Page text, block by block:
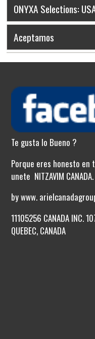
ONYXA Selections:
Aceptamos
Te gusta lo Bueno ?
Porque eres honesto en
unete NITZAVIM CANADA.
by www.
11105256 CANADA INC.
QUEBEC, CANADA